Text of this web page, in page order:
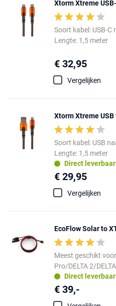
Xtorm Xtreme
Soort kabel: USB-C
Lengte: 1,5 meter
€ 32,95
Vergelijken
Xtorm Xtreme
Soort kabel: USB
Lengte: 1,5 meter
Direct leverbaar
€ 29,95
Vergelijken
EcoFlow Solar to
Meest geschikt
Pro/DELTA 2/
Direct leverbaar
€ 39,-